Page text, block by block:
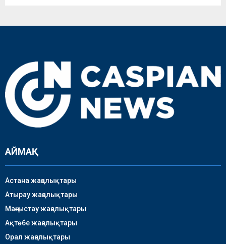
АЙМАҚ
Астана жаңалықтары
Атырау жаңалықтары
Маңғыстау жаңалықтары
Ақтөбе жаңалықтары
Орал жаңалықтары